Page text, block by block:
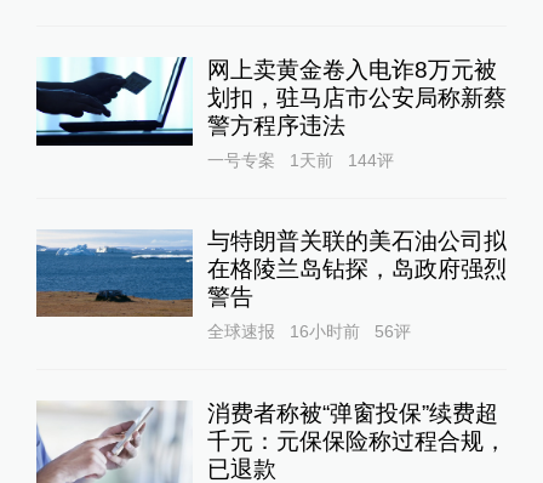
网上卖黄金卷入电诈8万元被
划扣，驻马店市公安局称新蔡
警方程序违法
一号专案 1天前 144评
与特朗普关联的美石油公司拟
在格陵兰岛钻探，岛政府强烈
警告
全球速报 16小时前 56评
消费者称被“弹窗投保”续费超
千元：元保保险称过程合规，
已退款